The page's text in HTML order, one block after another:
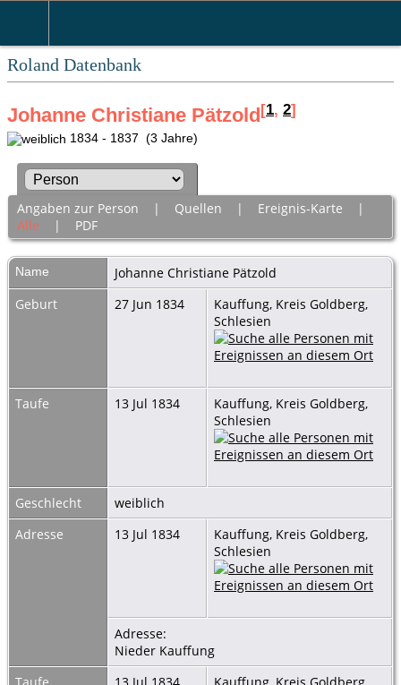
Roland Datenbank
Johanne Christiane Pätzold[1, 2]
1834 - 1837 (3 Jahre)
Angaben zur Person | Quellen | Ereignis-Karte |
Alle | PDF
Name Johanne Christiane Pätzold
Geburt
27 Jun 1834
Kauffung, Kreis Goldberg,
Schlesien
Taufe 13 Jul 1834
Kauffung, Kreis Goldberg,
Schlesien
Geschlecht
weiblich
Adresse
13 Jul 1834
Kauffung, Kreis Goldberg,
Schlesien
Adresse:
Nieder Kauffung